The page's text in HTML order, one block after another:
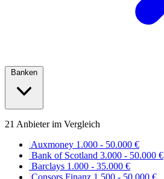
21 Anbieter im Vergleich
Auxmoney 1.000 - 50.000 €
Bank of Scotland 3.000 - 50.000 €
Barclays 1.000 - 35.000 €
Consors Finanz 1.500 - 50.000 €